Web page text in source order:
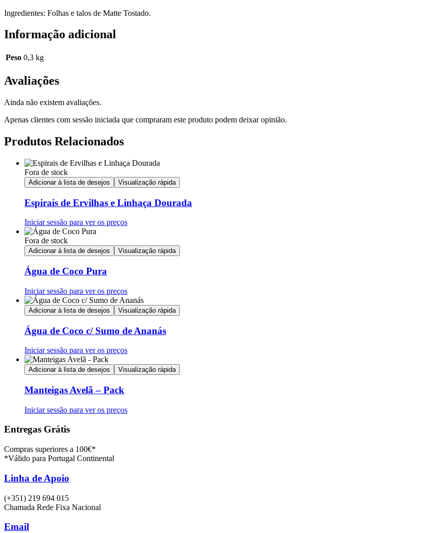
Ingredientes: Folhas e talos de Matte Tostado.
Informação adicional
Peso 0,3 kg
Avaliações
Ainda não existem avaliações.
Apenas clientes com sessão iniciada que compraram este produto podem deixar opinião.
Produtos Relacionados
Fora de stock
Adicionar à lista de desejos Visualização rápida
Espirais de Ervilhas e Linhaça Dourada
Iniciar sessão para ver os preços
Fora de stock
Adicionar à lista de desejos Visualização rápida
Água de Coco Pura
Iniciar sessão para ver os preços
Adicionar à lista de desejos Visualização rápida
Água de Coco c/ Sumo de Ananás
Iniciar sessão para ver os preços
Adicionar à lista de desejos Visualização rápida
Manteigas Avelã – Pack
Iniciar sessão para ver os preços
Entregas Grátis
Compras superiores a 100€*
*Válido para Portugal Continental
Linha de Apoio
(+351) 219 694 015
Chamada Rede Fixa Nacional
Email